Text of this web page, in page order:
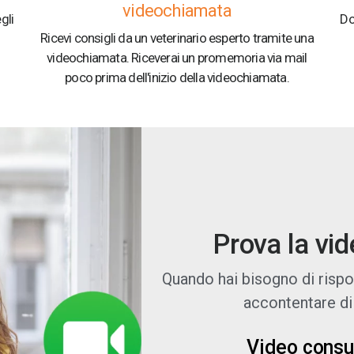
videochiamata
Ricevi consigli da un veterinario esperto tramite una
videochiamata. Riceverai un promemoria via mail
poco prima dell'inizio della videochiamata.
Prova la
Quando hai bisogno di
accontentare
Video